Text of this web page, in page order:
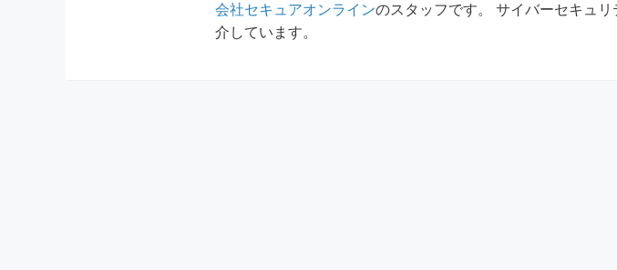
会社セキュアオンラインのスタッフです。 サイバーセキュ
介しています。